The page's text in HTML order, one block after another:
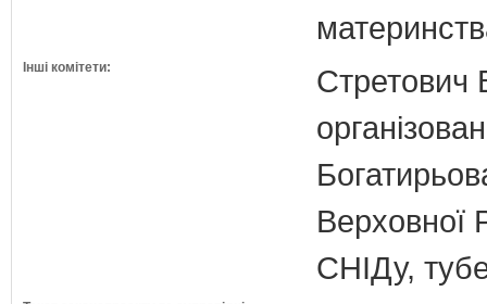
Інші комітети:
Стретович
Верховної
СНІДу,